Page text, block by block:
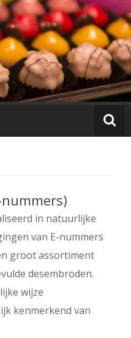
in natuurlijke
van E-nummers
groot assortiment
desembroden.
wijze
kenmerkend van